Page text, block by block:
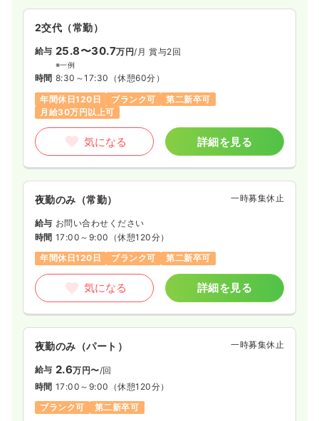
2交代（常勤）
給与 25.8〜30.7万円/月 賞与2回
※一例
時間 8:30～17:30 （休憩60分）
年間休日120日
ブランク可
第二新卒可
月給30万円以上可
気になる 詳細を見る
夜勤のみ（常勤） 一時募集休止
給与 お問い合わせください
時間 17:00～9:00 （休憩120分）
年間休日120日
ブランク可 第二新卒可
気になる 詳細を見る
夜勤のみ（パート） 一時募集休止
給与 2.6万円〜/回
時間 17:00～9:00 （休憩120分）
ブランク可
第二新卒可